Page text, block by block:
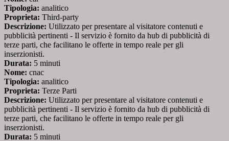
Tipologia: analitico
Proprieta: Third-party
Descrizione: Utilizzato per presentare al visitatore contenuti e
pubblicità pertinenti - Il servizio è fornito da hub di pubblicità di
terze parti, che facilitano le offerte in tempo reale per gli
inserzionisti.
Durata: 5 minuti
Nome: cnac
Tipologia: analitico
Proprieta: Terze Parti
Descrizione: Utilizzato per presentare al visitatore contenuti e
pubblicità pertinenti - Il servizio è fornito da hub di pubblicità di
terze parti, che facilitano le offerte in tempo reale per gli
inserzionisti.
Durata: 5 minuti